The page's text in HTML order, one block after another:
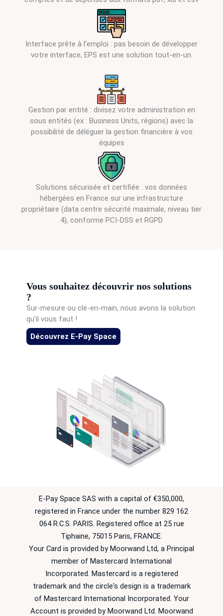
Interface prête à l’emploi : pas besoin de développer
votre interface, EPS est une solution tout-en-un.
Gestion par entité : divisez votre administration en
sous entités (ex : Business Units, régions) avec la
possibilité de déléguer la gestion financière à vos
équipes
Solutions sécurisée et certifiée : vos données
hébergées en France sur une infrastructure
propriétaire (data centre sécurité maximale, niveau tier
4), conforme PCI-DSS et RGPD
Vous souhaitez découvrir nos solutions
?
Sur-mesure ou clé-en-main, nous avons la solution
qu’il vous faut !
Découvrez E-Pay Space
E-Pay Space SAS with a capital of €350,000,
registered in France under the number 829 162
064 R.C.S. PARIS. Registered office at 25 rue
Tiphaine, 75015 Paris, FRANCE.
Your Card is provided by Moorwand Ltd, a Principal
member of Mastercard International
Incorporated. Mastercard is a registered
trademark and the circle's design is a trademark
of Mastercard International Incorporated. Your
Account is provided by Moorwand Ltd. Moorwand